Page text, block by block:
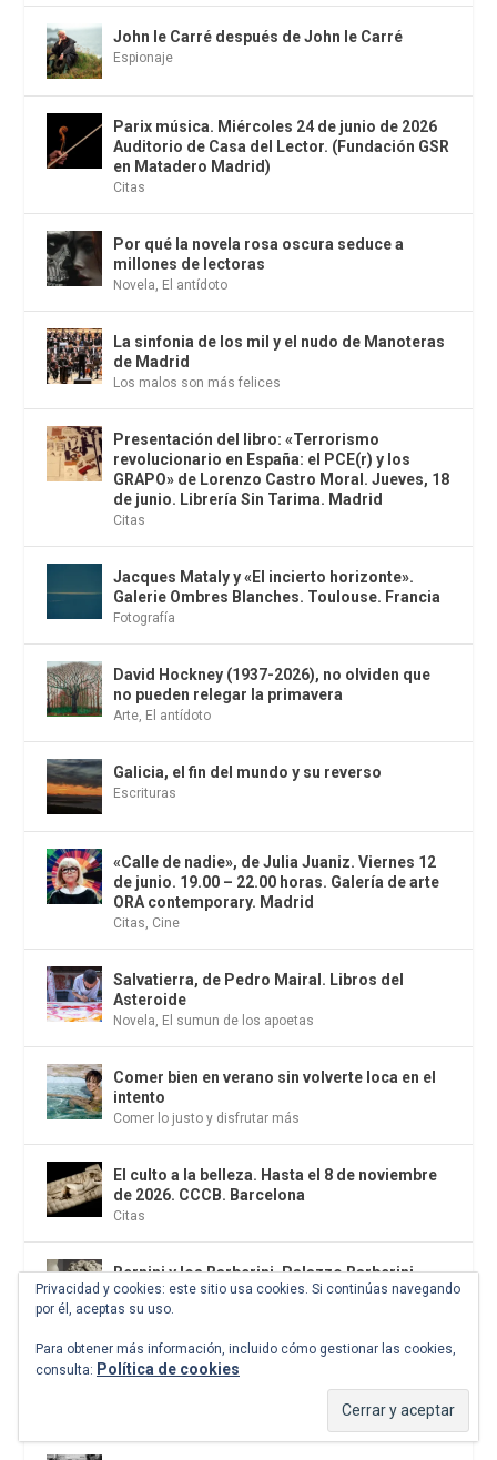
John le Carré después de John le Carré
Espionaje
Parix música. Miércoles 24 de junio de 2026
Auditorio de Casa del Lector. (Fundación GSR
en Matadero Madrid)
Citas
Por qué la novela rosa oscura seduce a
millones de lectoras
Novela, El antídoto
La sinfonia de los mil y el nudo de Manoteras
de Madrid
Los malos son más felices
Presentación del libro: «Terrorismo
revolucionario en España: el PCE(r) y los
GRAPO» de Lorenzo Castro Moral. Jueves, 18
de junio. Librería Sin Tarima. Madrid
Citas
Jacques Mataly y «El incierto horizonte».
Galerie Ombres Blanches. Toulouse. Francia
Fotografía
David Hockney (1937-2026), no olviden que
no pueden relegar la primavera
Arte, El antídoto
Galicia, el fin del mundo y su reverso
Escrituras
«Calle de nadie», de Julia Juaniz. Viernes 12
de junio. 19.00 – 22.00 horas. Galería de arte
ORA contemporary. Madrid
Citas, Cine
Salvatierra, de Pedro Mairal. Libros del
Asteroide
Novela, El sumun de los apoetas
Comer bien en verano sin volverte loca en el
intento
Comer lo justo y disfrutar más
El culto a la belleza. Hasta el 8 de noviembre
de 2026. CCCB. Barcelona
Citas
Bernini y los Barberini. Palazzo Barberini.
Hasta el 14 de junio. Roma
Exposiciones
Las cuatro estaciones de Beatriz García
Infante. La primavera llega sin hacer ruido
Privacidad y cookies: este sitio usa cookies. Si continúas navegando
por él, aceptas su uso.
Para obtener más información, incluido cómo gestionar las cookies,
consulta: Política de cookies